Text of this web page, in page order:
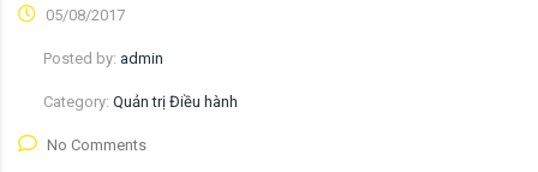
05/08/2017
Posted by: admin
Category: Quản trị Điều hành
No Comments